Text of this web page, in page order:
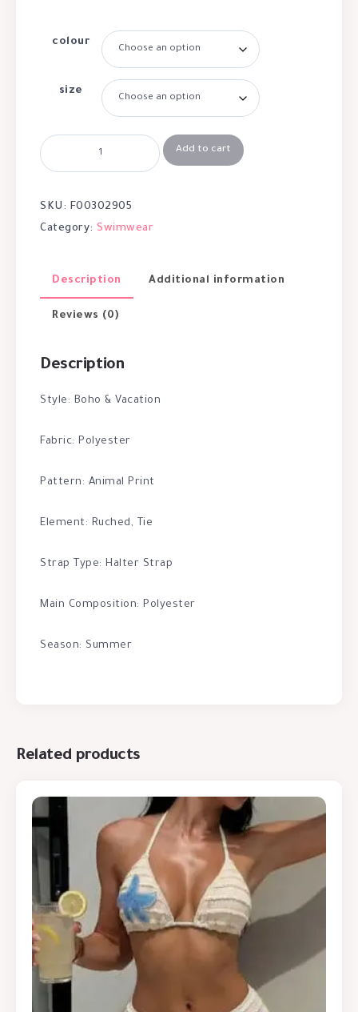
colour
size
Add to cart
SKU: F00302905
Category: Swimwear
Description Additional information
Reviews (0)
Description
Style: Boho & Vacation
Fabric: Polyester
Pattern: Animal Print
Element: Ruched, Tie
Strap Type: Halter Strap
Main Composition: Polyester
Season: Summer
Related products